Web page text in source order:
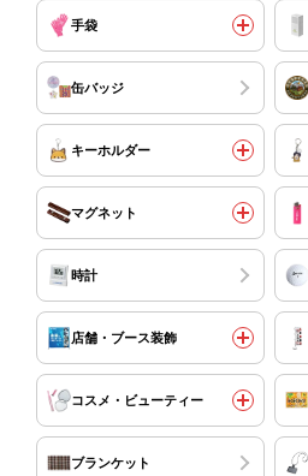
手袋
缶バッジ
キーホルダー
マグネット
時計
店舗・ブース装飾
コスメ・ビューティー
ブランケット